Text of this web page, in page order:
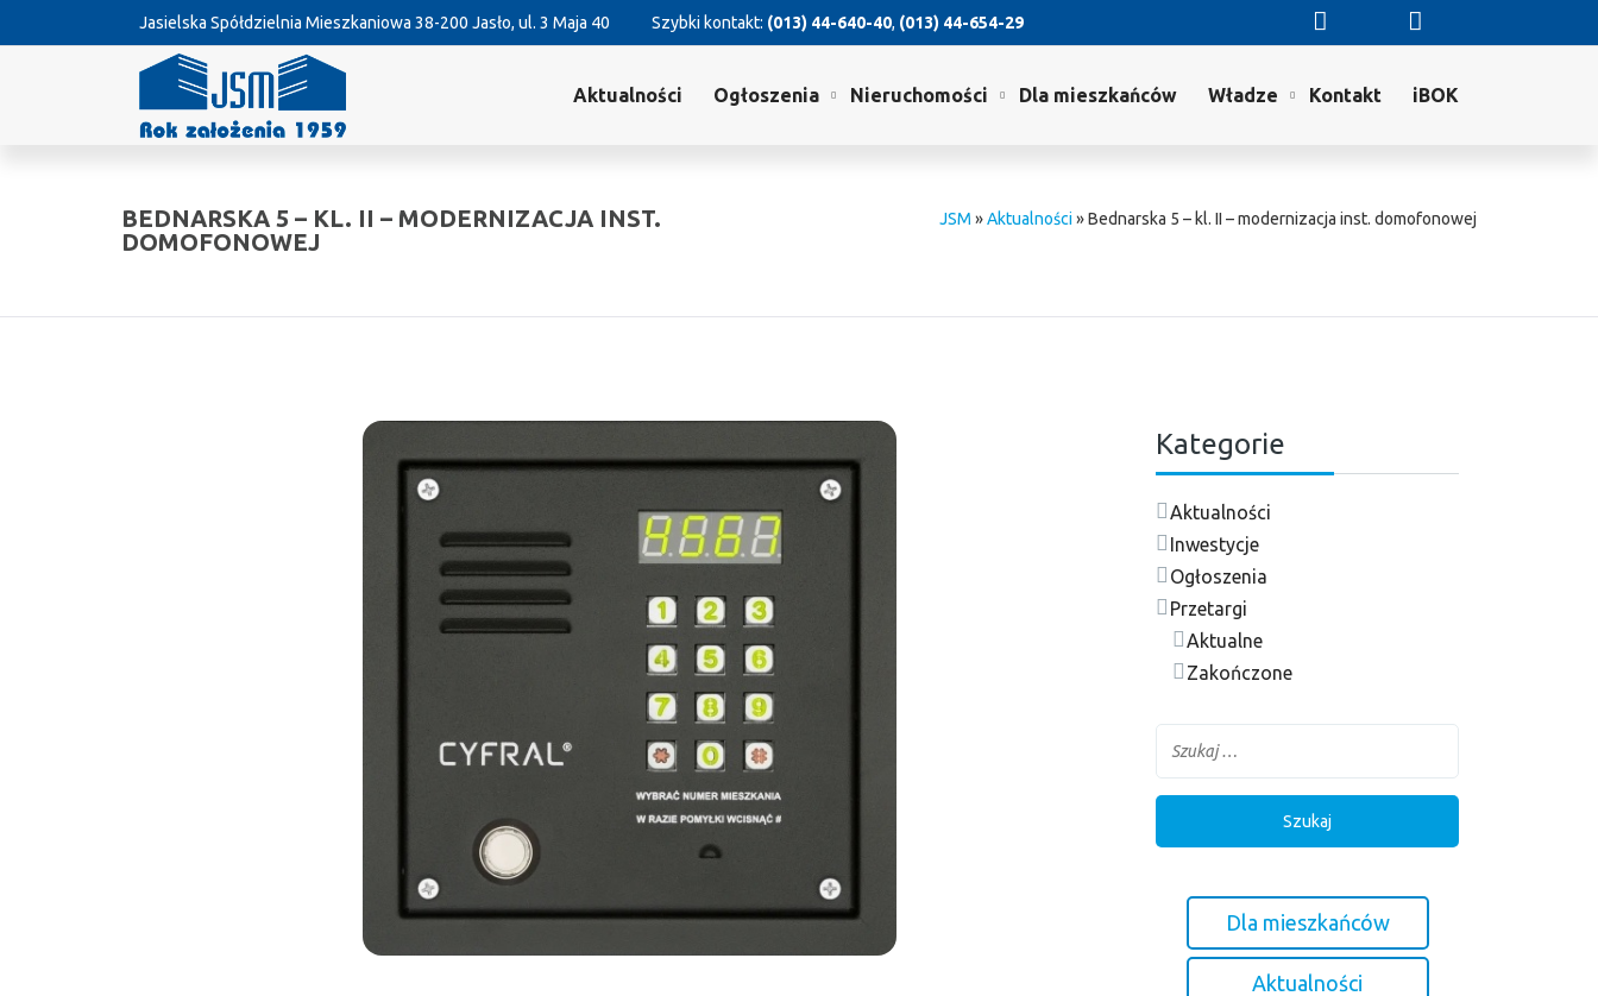
Jasielska Spółdzielnia Mieszkaniowa 38-200 Jasło, ul. 3 Maja 40 Szybki kontakt: (013) 44-640-40, (013) 44-654-29
Aktualności Ogłoszenia Nieruchomości Dla mieszkańców Władze Kontakt iBOK
BEDNARSKA 5 – KL. II – MODERNIZACJA INST.
DOMOFONOWEJ
JSM »Aktualności»Bednarska 5 – kl. II – modernizacja inst. domofonowej
Kategorie
Aktualności
Inwestycje
Ogłoszenia
Przetargi
Aktualne
Zakończone
Dla mieszkańców
Aktualności